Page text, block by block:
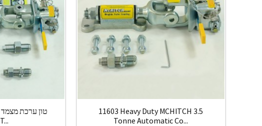
אוטומטי T...
11603 Heavy Duty MCHITCH 3.5
Tonne Automatic Co...